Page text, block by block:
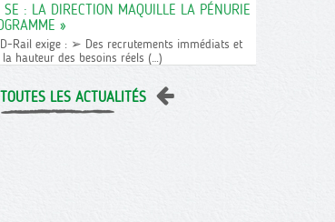
SE : LA DIRECTION MAQUILLE LA PÉNURIE
»
Rail exige : ➢ Des recrutements immédiats et
hauteur des besoins réels (…)
LES ACTUALITÉS